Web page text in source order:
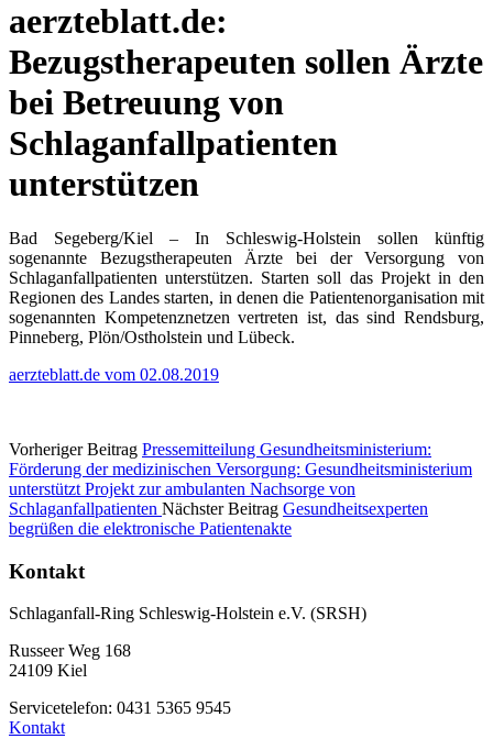
aerzteblatt.de:
Bezugstherapeuten sollen Ärzte
bei Betreuung von
Schlaganfall­patienten
unterstützen
Bad Segeberg/Kiel – In Schleswig-Holstein sollen künftig
sogenannte Bezugstherapeuten Ärzte bei der Versorgung von
Schlaganfallpatienten unterstützen. Starten soll das Projekt in den
Regionen des Landes starten, in denen die Patientenorganisation mit
sogenannten Kompetenznetzen vertreten ist, das sind Rendsburg,
Pinneberg, Plön/Ostholstein und Lübeck.
aerzteblatt.de vom 02.08.2019
Vorheriger Beitrag Pressemitteilung Gesundheitsministerium:
Förderung der medizinischen Versorgung: Gesundheitsministerium
unterstützt Projekt zur ambulanten Nachsorge von
Schlaganfallpatienten Nächster Beitrag Gesundheitsexperten
begrüßen die elektronische Patientenakte
Kontakt
Schlaganfall-Ring Schleswig-Holstein e.V. (SRSH)
Russeer Weg 168
24109 Kiel
Servicetelefon: 0431 5365 9545
Kontakt